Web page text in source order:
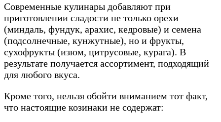
Современные кулинары добавляют при
приготовлении сладости не только орехи
(миндаль, фундук, арахис, кедровые) и семена
(подсолнечные, кунжутные), но и фрукты,
сухофрукты (изюм, цитрусовые, курага). В
результате получается ассортимент, подходящий
для любого вкуса.
Кроме того, нельзя обойти вниманием тот факт,
что настоящие козинаки не содержат: